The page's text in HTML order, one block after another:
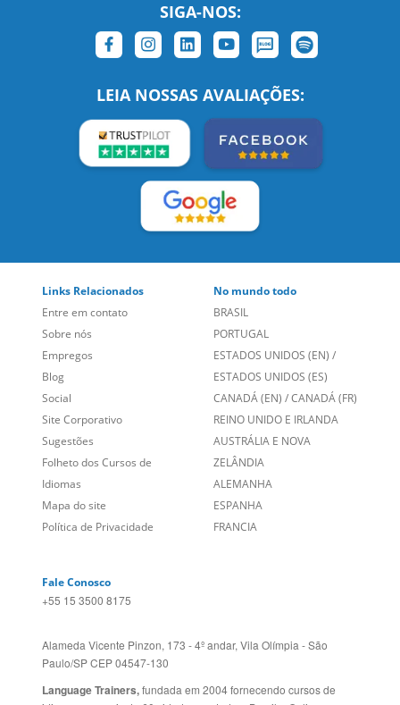
SIGA-NOS:
LEIA NOSSAS AVALIAÇÕES:
Links Relacionados
Entre em contato
Sobre nós
Empregos
Blog
Social
Site Corporativo
Sugestões
Folheto dos Cursos de
Idiomas
Mapa do site
Política de Privacidade
No mundo todo
BRASIL
PORTUGAL
ESTADOS UNIDOS (EN) /
ESTADOS UNIDOS (ES)
CANADÁ (EN) /CANADÁ (FR)
REINO UNIDO E IRLANDA
AUSTRÁLIA E NOVA
ZELÂNDIA
ALEMANHA
ESPANHA
FRANCIA
Fale Conosco
+55 15 3500 8175
Alameda Vicente Pinzon, 173 - 4º andar, Vila Olímpia - São
Paulo/SP CEP 04547-130
Language Trainers,fundada em 2004 fornecendo cursos de